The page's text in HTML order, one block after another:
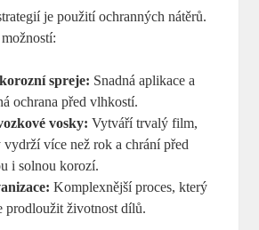
je použití ochranných nátěrů.
spreje: Snadná aplikace a
ochrana před vlhkostí.
vosky: Vytváří trvalý film,
vydrží více než rok a chrání před
i solnou korozí.
Komplexnější proces, který
prodloužit životnost dílů.